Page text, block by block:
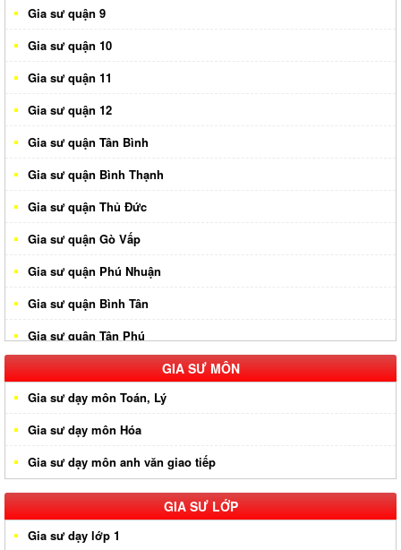
Gia sư quận 9
Gia sư quận 10
Gia sư quận 11
Gia sư quận 12
Gia sư quận Tân Bình
Gia sư quận Bình Thạnh
Gia sư quận Thủ Đức
Gia sư quận Gò Vấp
Gia sư quận Phú Nhuận
Gia sư quận Bình Tân
Gia sư quận Tân Phú
Gia sư huyện Hóc Môn
Gia sư huyện Cần Giờ
Gia sư huyên Bình Chánh
Gia sư huyện Nhà Bè
Gia sư huyện Củ Chi
GIA SƯ MÔN
Gia sư dạy môn Toán, Lý
Gia sư dạy môn Hóa
Gia sư dạy môn anh văn giao tiếp
GIA SƯ LỚP
Gia sư dạy lớp 1